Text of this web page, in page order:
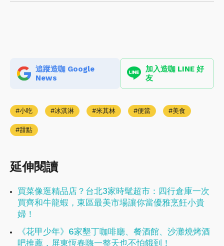
追蹤造咖 Google
News
加入造咖 LINE 好
友
小吃 冰淇淋 米其林 便當 美食
甜點
延伸閱讀
買菜像逛精品店？台北3家時髦超市：四行倉庫一次
買齊和牛龍蝦，東區最美市場讓你當優雅烹飪小貴
婦！
《花甲少年》6家墾丁咖啡廳、餐酒館、沙灘燒烤酒
吧推薦，屏東恆春嗨一整天也不怕餓到！